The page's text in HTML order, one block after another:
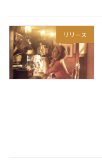
リリース